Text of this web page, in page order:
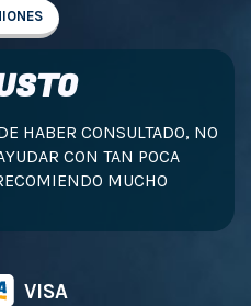
HABER CONSULTADO, NO
CON TAN POCA
MUCHO
VISA